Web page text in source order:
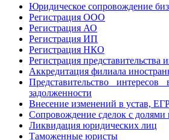
Юридическое сопровождение
Регистрация ООО
Регистрация АО
Регистрация ИП
Регистрация НКО
Регистрация
Аккредитация филиала
Представительство интересов
задолженности
Внесение изменений в устав,
Сопровождение сделок с долями
Ликвидация юридических лиц
Таможенные юристы